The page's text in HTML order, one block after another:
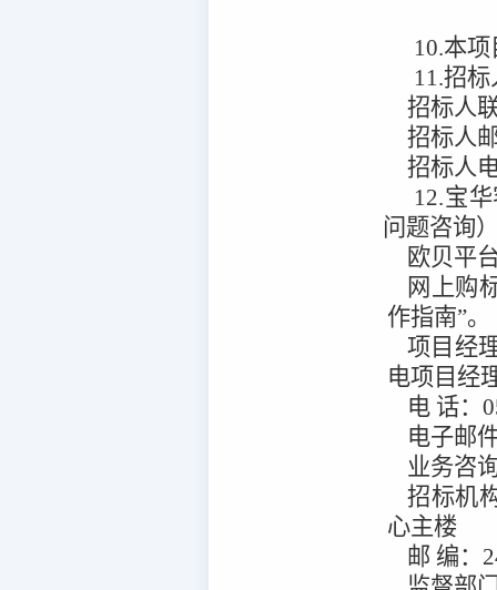
10.本项
11.招
招标人
招标人
招标人
12.宝
问题咨询
欧贝平
网上购
作指南”。
项目经
电项目经
电 话：
电子邮
业务咨
招标机
心主楼
邮 编：